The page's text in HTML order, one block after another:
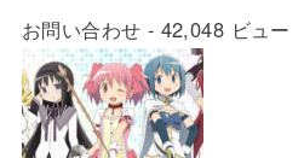
お問い合わせ - 42,048 ビュー